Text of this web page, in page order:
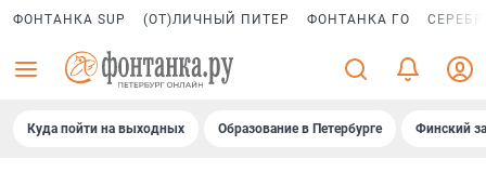
ФОНТАНКА SUP (ОТ)ЛИЧНЫЙ ПИТЕР ФОНТАНКА ГО
Куда пойти на выходных Образование в Петербурге Финский